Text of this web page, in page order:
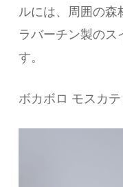
ルには、周囲の森
ラバーチン製のス
す。
ボカボロ モスカ